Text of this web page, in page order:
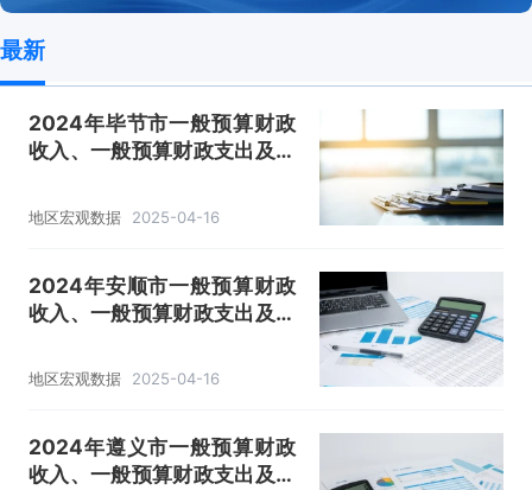
最新
2024年毕节市一般预算财政
收入、一般预算财政支出及收
地区宏观数据 2025-04-16
2024年安顺市一般预算财政
收入、一般预算财政支出及收
地区宏观数据 2025-04-16
2024年遵义市一般预算财政
收入、一般预算财政支出及收